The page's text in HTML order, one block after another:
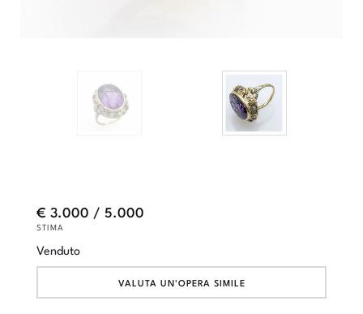
€ 3.000 / 5.000
STIMA
Venduto
VALUTA UN'OPERA SIMILE